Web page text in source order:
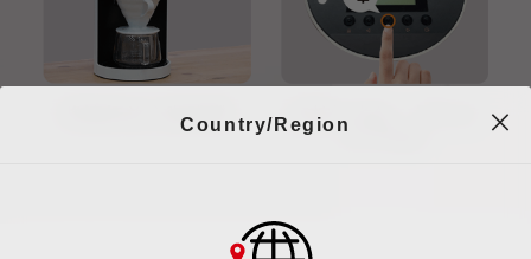
將濾杯放入咖啡機
短按沖煮鍵，再次短
Country/Region